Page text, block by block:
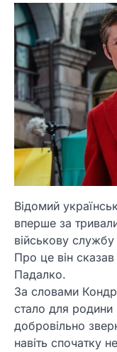
Відомий
вперше за
військову
Про це він сказав
Падалко.
За словами
стало для родини
добровільно
навіть спочатку